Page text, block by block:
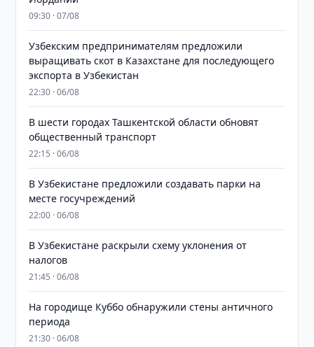
09:30 · 07/08
Узбекским предпринимателям предложили
выращивать скот в Казахстане для последующего
экспорта в Узбекистан
22:30 · 06/08
В шести городах Ташкентской области обновят
общественный транспорт
22:15 · 06/08
В Узбекистане предложили создавать парки на
месте госучреждений
22:00 · 06/08
В Узбекистане раскрыли схему уклонения от
налогов
21:45 · 06/08
На городище Куббо обнаружили стены античного
периода
21:30 · 06/08